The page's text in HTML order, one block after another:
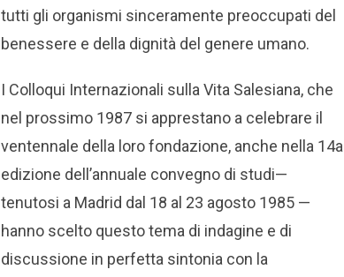
tutti gli organismi sinceramente preoccupati del
benessere e della dignità del genere umano.
I Colloqui Internazionali sulla Vita Salesiana, che
nel prossimo 1987 si apprestano a celebrare il
ventennale della loro fondazione, anche nella 14a
edizione dell’annuale convegno di studi—
tenutosi a Madrid dal 18 al 23 agosto 1985 —
hanno scelto questo tema di indagine e di
discussione in perfetta sintonia con la